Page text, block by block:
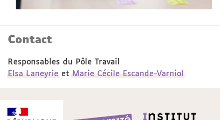
Contact
Responsables du Pôle Travail
Elsa Laneyrie et Marie Cécile Escande-Varniol